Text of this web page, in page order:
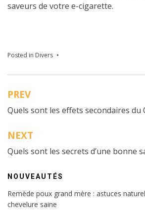
saveurs de votre e-cigarette.
Posted in Divers
Navigation
de
l’article
PREV
Quels sont les effets secondaires du
NEXT
Quels sont les secrets d’une bonne
NOUVEAUTÉS
Remède poux grand mère : astuces
chevelure saine